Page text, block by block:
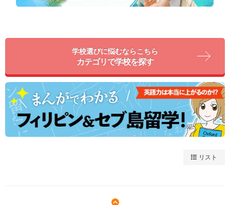
学校選びに悩むならこちら
カテゴリで学校を探す
リスト